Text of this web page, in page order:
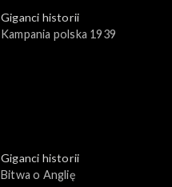
Giganci historii
Kampania polska 1939
Giganci historii
Bitwa o Anglię